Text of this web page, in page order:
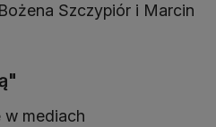
Szczypiór i Marcin
w mediach